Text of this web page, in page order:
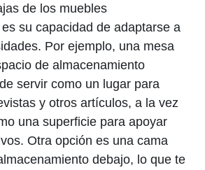
de ⁣los⁤ muebles
su⁤ capacidad⁣ de adaptarse a
‍Por ejemplo, una mesa
de almacenamiento
servir como un lugar para
y otros artículos, a la vez
una⁣ superficie para apoyar
Otra opción es ⁣una cama
debajo, lo que te